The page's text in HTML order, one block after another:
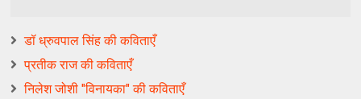
डॉ ध्रुवपाल सिंह की कविताएँ
प्रतीक राज की कविताएँ
निलेश जोशी "विनायका" की कविताएँ